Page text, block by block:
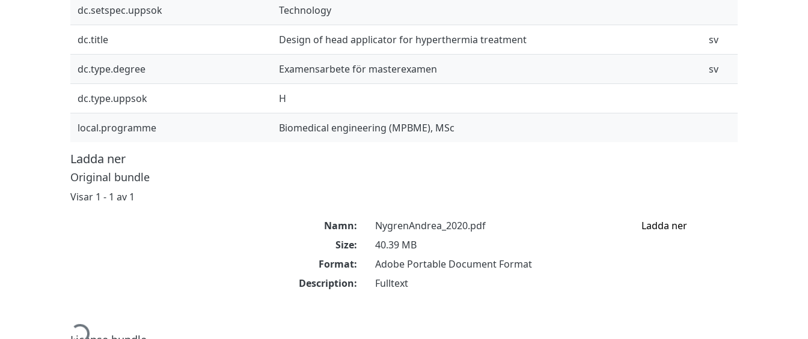
dc.setspec.uppsok Technology
dc.title Design of head applicator for hyperthermia treatment sv
dc.type.degree Examensarbete för masterexamen sv
dc.type.uppsok H
local.programme Biomedical engineering (MPBME), MSc
Ladda ner
Original bundle
Visar 1 - 1 av 1
Hämtar...
Namn:
NygrenAndrea_2020.pdf
Size:
40.39 MB
Format:
Adobe Portable Document Format
Description:
Fulltext
Ladda ner